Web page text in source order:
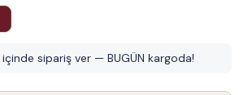
içinde sipariş ver — BUGÜN kargoda!